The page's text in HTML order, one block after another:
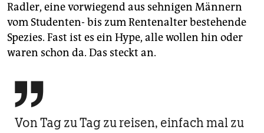
Radler, eine vorwiegend aus sehnigen Männern
vom Studenten- bis zum Rentenalter bestehende
Spezies. Fast ist es ein Hype, alle wollen hin oder
waren schon da. Das steckt an.

Von Tag zu Tag zu reisen, einfach mal zu